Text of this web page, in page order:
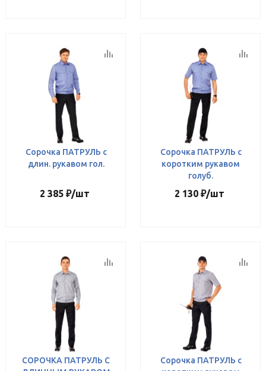
Сорочка ПАТРУЛЬ с
длин. рукавом гол.
2 385 ₽/шт
Сорочка ПАТРУЛЬ с
коротким рукавом
голуб.
2 130 ₽/шт
СОРОЧКА ПАТРУЛЬ С
Сорочка ПАТРУЛЬ с